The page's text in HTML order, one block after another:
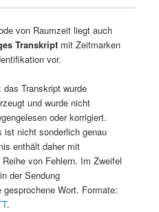
von Raumzeit liegt auch
Transkriptmit Zeitmarken
vor.
Transkript wurde
und wurde nicht
oder korrigiert.
ist nicht sonderlich genau
enthält daher mit
von Fehlern. Im Zweifel
der Sendung
gesprochene Wort. Formate:
.